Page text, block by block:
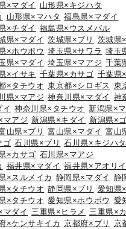
×マダイ
山形県×キジハタ
山形県×マハタ 福島県×マダイ
×チダイ 福島県×ウスメバル
県×マダイ 茨城県×ブリ
茨城県
×ホウボウ 埼玉県×サワラ 埼玉
県×マダイ 埼玉県×マアジ 千葉
×イサキ 千葉県×カサゴ 千葉県
×タチウオ 東京都×シロギス 東
県×マアジ 神奈川県×マダイ 神
イ 神奈川県×タチウオ 新潟県×
マアジ 新潟県×キダイ
新潟県×
山県×ブリ 富山県×マダイ 富山
ゴ 石川県×ブリ
石川県×キジハタ
×カサゴ 石川県×マアジ
福井県×マダイ 福井県×アオリ
×スルメイカ 静岡県×マダイ 静
×タチウオ 静岡県×ブリ
愛知県
×タチウオ 愛知県×ホウボウ 愛
マダイ 三重県×ヒラメ
三重県×
×ケンサキイカ 京都府×ブリ
京